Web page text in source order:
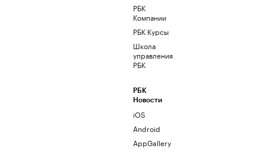
РБК
Компании
РБК Курсы
Школа
управления
РБК
РБК
Новости
iOS
Android
AppGallery